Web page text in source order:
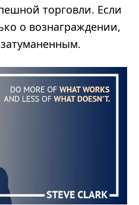
торговли. Если
о вознаграждении,